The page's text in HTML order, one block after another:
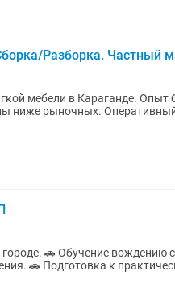
Разборка. Частный
мебели в Караганде. Опыт
ниже рыночных.
с нуля. 🚗
части